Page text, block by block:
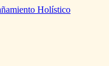
Holístico